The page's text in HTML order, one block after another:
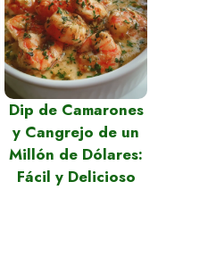
Dip de Camarones
y Cangrejo de un
Millón de Dólares:
Fácil y Delicioso